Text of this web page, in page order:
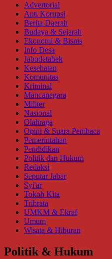
Advertorial
Anti Korupsi
Berita Daerah
Budaya & Sejarah
Ekonomi & Bisnis
Info Desa
Jabodetabek
Kesehatan
Komunitas
Kriminal
Mancanegara
Militer
Nasional
Olahraga
Opini & Suara Pembaca
Pemerintahan
Pendidikan
Politik dan Hukum
Redaksi
Seputar Jabar
Syi'ar
Tokoh Kita
Tribrata
UMKM & Ekraf
Umum
Wisata & Hiburan
Politik & Hukum